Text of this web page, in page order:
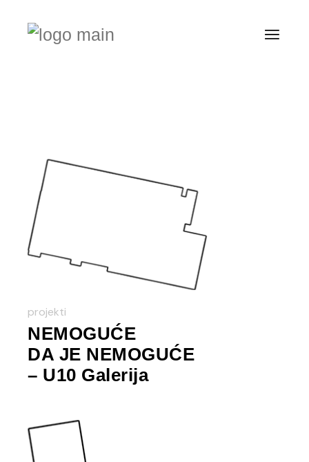
projekti
NEMOGUĆE
DA JE NEMOGUĆE
– U10 Galerija